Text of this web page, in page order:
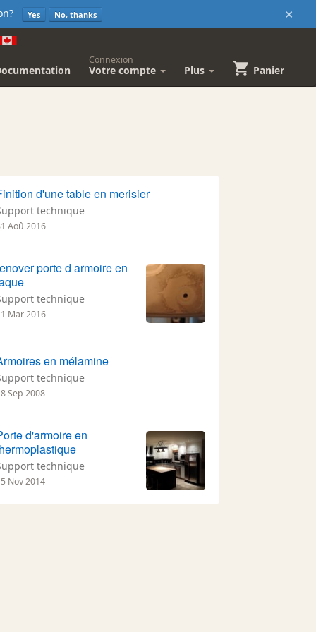
×
Yes No, thanks
Connexion
Votre compte Plus Panier
d'une table en merisier
technique
Aoû 2016
porte d armoire en
technique
Mar 2016
en mélamine
technique
Sep 2008
d'armoire en
technique
Nov 2014